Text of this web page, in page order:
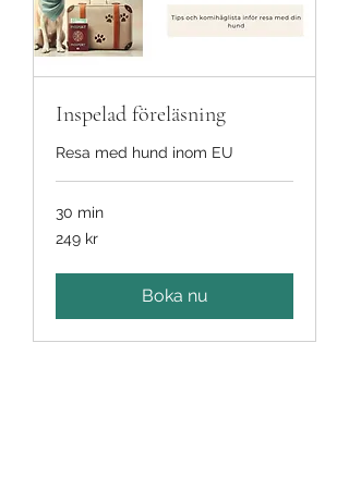
Inspelad föreläsning
Resa med hund inom EU
30 min
svenska
249 kr
Boka nu